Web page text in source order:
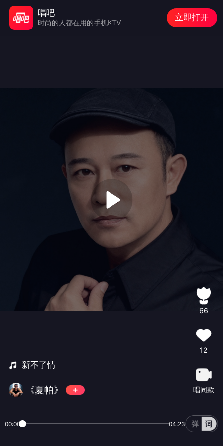
新不了情
《夏帕》
66
12
唱同款
00:00 04:23
唱吧
时尚的人都在用的手机KTV
立即打开